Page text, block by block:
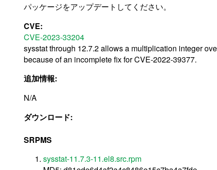
パッケージをアップデートしてください。
CVE:
CVE-2023-33204
sysstat through 12.7.2 allows a multiplication integer
because of an incomplete fix for CVE-2022-39377.
追加情報:
N/A
ダウンロード:
SRPMS
sysstat-11.7.3-11.el8.src.rpm